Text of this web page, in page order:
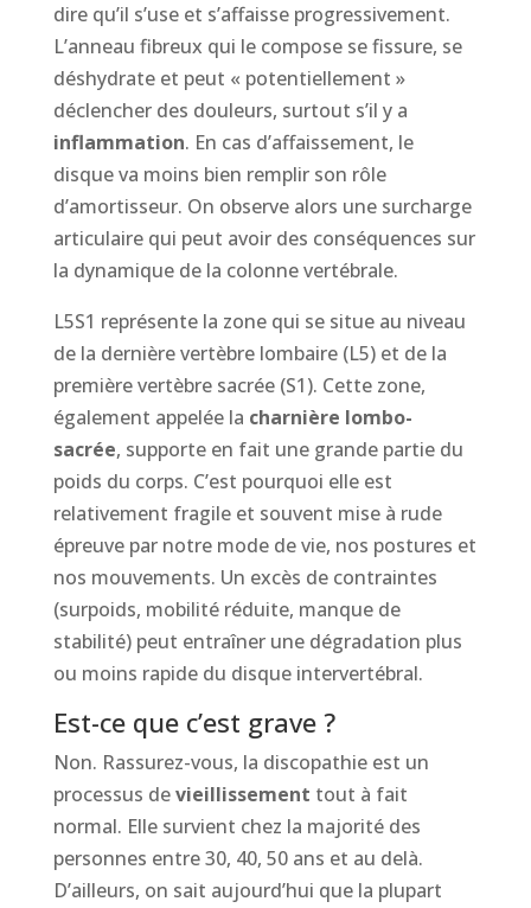
dire qu’il s’use et s’affaisse progressivement.
L’anneau fibreux qui le compose se fissure, se
déshydrate et peut « potentiellement »
déclencher des douleurs, surtout s’il y a
inflammation. En cas d’affaissement, le
disque va moins bien remplir son rôle
d’amortisseur. On observe alors une surcharge
articulaire qui peut avoir des conséquences sur
la dynamique de la colonne vertébrale.
L5S1 représente la zone qui se situe au niveau
de la dernière vertèbre lombaire (L5) et de la
première vertèbre sacrée (S1). Cette zone,
également appelée la charnière lombo-
sacrée, supporte en fait une grande partie du
poids du corps. C’est pourquoi elle est
relativement fragile et souvent mise à rude
épreuve par notre mode de vie, nos postures et
nos mouvements. Un excès de contraintes
(surpoids, mobilité réduite, manque de
stabilité) peut entraîner une dégradation plus
ou moins rapide du disque intervertébral.
Est-ce que c’est grave ?
Non. Rassurez-vous, la discopathie est un
processus devieillissement tout à fait
normal. Elle survient chez la majorité des
personnes entre 30, 40, 50 ans et au delà.
D’ailleurs, on sait aujourd’hui que la plupart